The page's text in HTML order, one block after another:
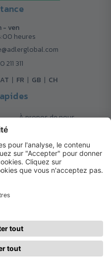
- ven
heures
311
AT FR GB CH
À propos de nous
FAQ
Mode de paiement
Mentions légales
ADLER
de Confidentialité